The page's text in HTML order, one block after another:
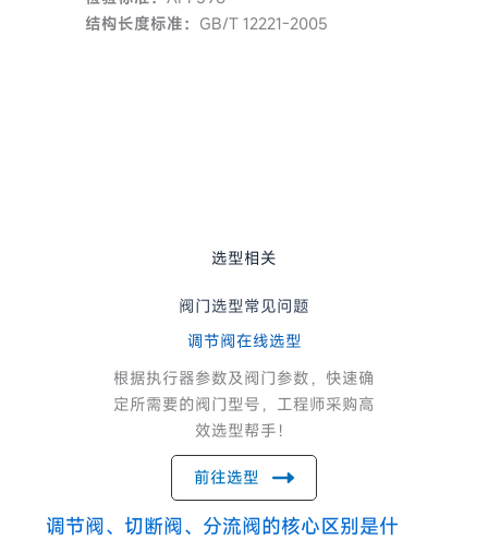
结构长度标准： GB/T 12221-2005
选型相关
阀门选型常见问题
调节阀在线选型
根据执行器参数及阀门参数，快速确
定所需要的阀门型号，工程师采购高
效选型帮手！
前往选型
调节阀、切断阀、分流阀的核心区别是什